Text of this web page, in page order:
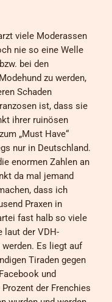
viele Moderassen
nie so eine Welle
bei den
zu werden,
Schaden
ist, dass sie
ihrer ruinösen
„Must Have“
nur in Deutschland.
enormen Zahlen an
da mal jemand
dass ich
Praxen in
fast halb so viele
laut der VDH-
Es liegt auf
Tiraden gegen
und
der Frenchies